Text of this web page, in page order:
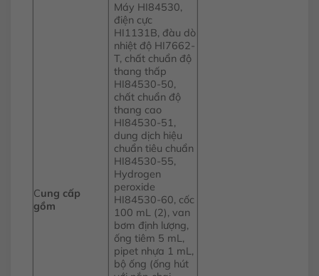
Cung cấp
gồm
Máy HI84530,
điện cực
HI1131B, đàu dò
nhiệt độ HI7662-
T, chất chuẩn độ
thang thấp
HI84530-50,
chất chuẩn độ
thang cao
HI84530-51,
dung dịch hiệu
chuẩn tiêu chuẩn
HI84530-55,
Hydrogen
peroxide
HI84530-60, cốc
100 mL (2), van
bơm định lượng,
ống tiêm 5 mL,
pipet nhựa 1 mL,
bộ ống (ống hút